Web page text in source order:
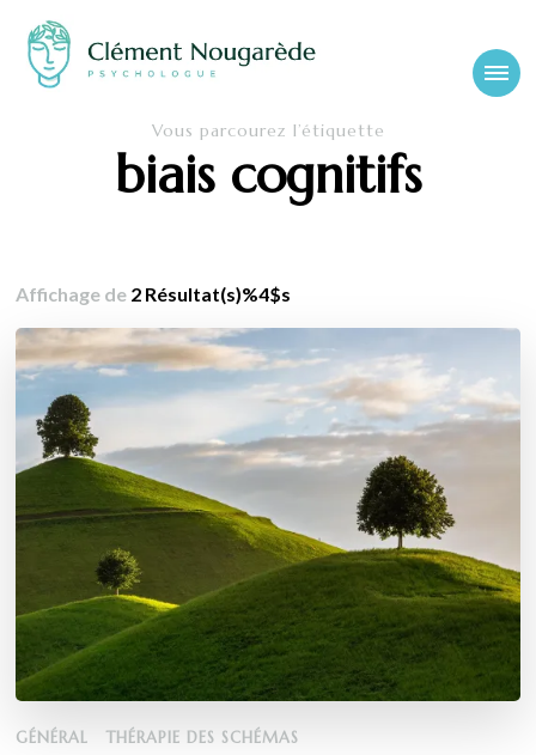
Cabinet-
psychologue-
chambery.fr
Clément Nougarède – Psychologue clinicien et psychothérapeute
Vous parcourez l’étiquette
biais cognitifs
Affichage de 2 Résultat(s)%4$s
GÉNÉRAL THÉRAPIE DES SCHÉMAS